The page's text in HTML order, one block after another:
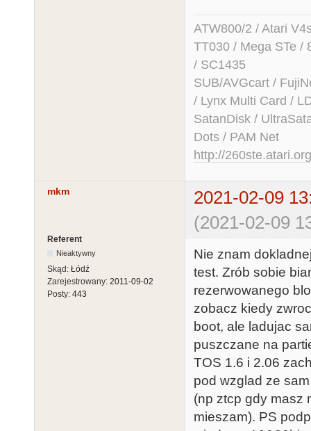
ATW800/2 / Atari
TT030 / Mega STe /
/ SC1435
SUB/AVGcart /
/ Lynx Multi Card /
SatanDisk /
Dots / PAM Net
http://260ste.atari.org
mkm
2021-02-09
(2021-02-09
Referent
Nieaktywny
Skąd: Łódź
Zarejestrowany: 2011-09-02
Posty: 443
Nie znam
test. Zrób sobie
rezerwowanego
zobacz kiedy
boot, ale ladujac
puszczane na
TOS 1.6 i 2.06
pod wzglad ze
(np ztcp gdy masz
mieszam). PS